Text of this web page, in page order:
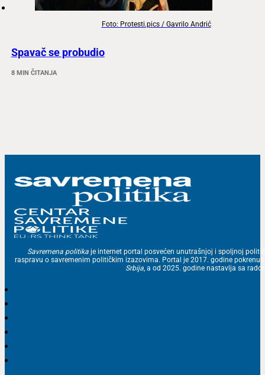
Foto: Protesti.pics / Gavrilo Andrić
Spavač se probudio
8 MIN ČITANJA
Savremena politika je internet portal posvećen unutrašnjoj i spoljnoj
raspravu o savremenim političkim izazovima. Portal je 2017. godine
Srbija , a od 2025. godine nastavlja sa